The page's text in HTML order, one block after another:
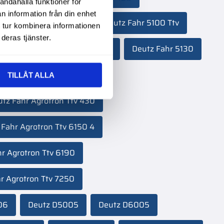
information från din enhet
kombinera informationen
tjänster.
TILLÅT ALLA
Deutz Fahr 5100 Deutz Fahr 5100 Ttv
Deutz Fahr 5130
420 Ttv
Fahr Agrotron Ttv 430
Agrotron Ttv 6150 4
Agrotron Ttv 6190
Agrotron Ttv 7250
Deutz D5005 Deutz D6005